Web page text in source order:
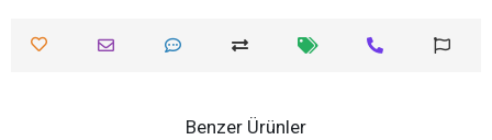
Benzer Ürünler